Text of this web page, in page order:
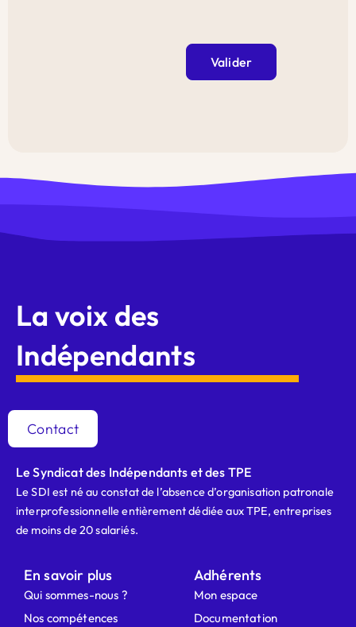
Valider
La voix des
Indépendants
Contact
Le Syndicat des Indépendants et des TPE
Le SDI est né au constat de l’absence d’organisation patronale
interprofessionnelle entièrement dédiée aux TPE, entreprises
de moins de 20 salariés.
En savoir plus
Qui sommes-nous ?
Nos compétences
Adhérents
Mon espace
Documentation